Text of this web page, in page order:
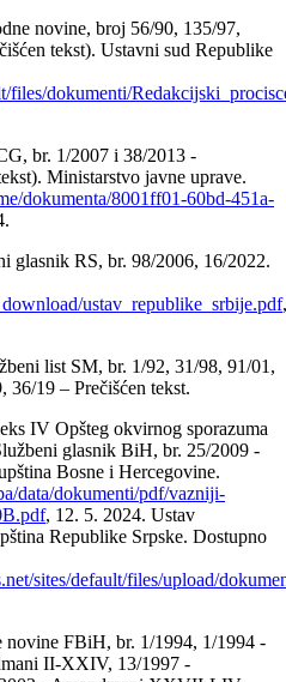
novine, broj 56/90, 135/97,
tekst). Ustavni sud Republike
files/dokumenti/
br. 1/2007 i 38/2013 -
Ministarstvo javne uprave.
dokumenta/8001ff01-60bd-451a-
glasnik RS, br. 98/2006, 16/2022.
ustav_republike_srbije.pdf,
list SM, br. 1/92, 31/98, 91/01,
36/19 – Prečišćen tekst.
IV Opšteg okvirnog sporazuma
glasnik BiH, br. 25/2009 -
Bosne i Hercegovine.
data/dokumenti/pdf/vazniji-
, 12. 5. 2024. Ustav
Republike Srpske. Dostupno
sites/default/files/upload/
novine FBiH, br. 1/1994, 1/1994 -
II-XXIV, 13/1997 -